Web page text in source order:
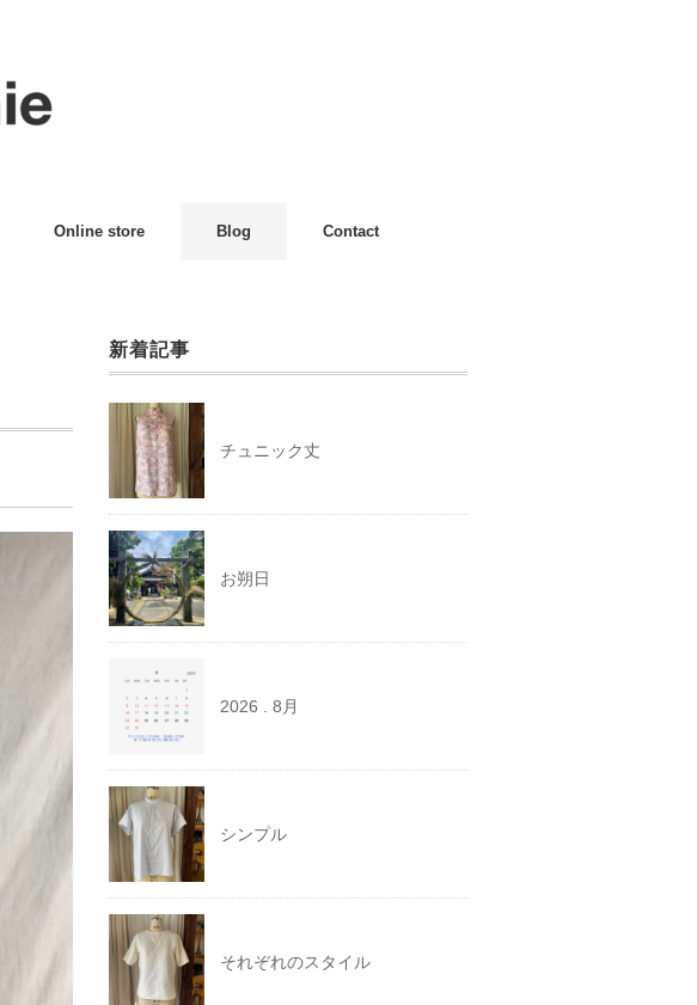
Online store Blog Contact
新着記事
チュニック丈
お朔日
2026 . 8月
シンプル
それぞれのスタイル